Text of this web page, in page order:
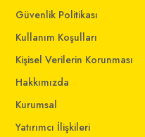
Güvenlik Politikası
Kullanım Koşulları
Kişisel Verilerin Korunması
Hakkımızda
Kurumsal
Yatırımcı İlişkileri